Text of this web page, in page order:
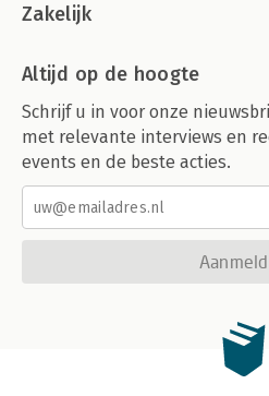
Zakelijk
Altijd op de hoogte
Schrijf u in voor onze
met relevante interviews en
events en de beste acties.